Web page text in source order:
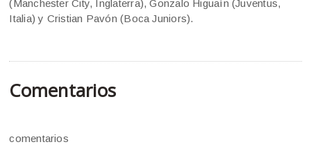
(Manchester City, Inglaterra), Gonzalo Higuaín (Juventus,
Italia) y Cristian Pavón (Boca Juniors).
Comentarios
comentarios